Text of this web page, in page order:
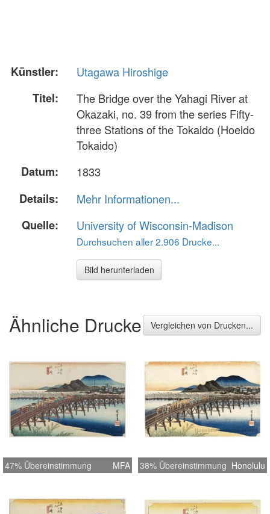
Künstler:
Utagawa Hiroshige
Titel:
The Bridge over the Yahagi River at
Okazaki, no. 39 from the series Fifty-
three Stations of the Tokaido (Hoeido
Tokaido)
Datum:
1833
Details:
Mehr Informationen...
Quelle:
University of Wisconsin-Madison
Durchsuchen aller 2.906 Drucke...
Bild herunterladen
Ähnliche Drucke Vergleichen von Drucken...
47% Übereinstimmung MFA 38% Übereinstimmung Honolulu